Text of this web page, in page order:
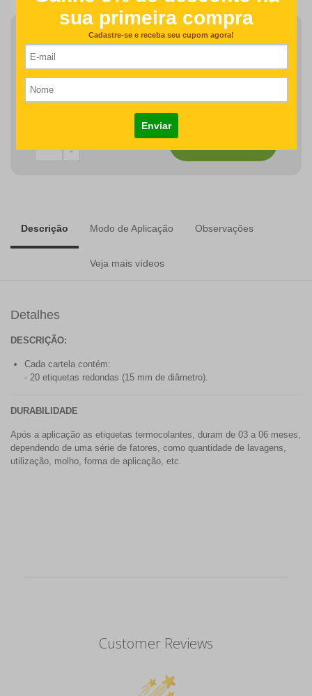
Finalizar Pedido
Detalhes como centralização e proporção de tamanho do
desenho/nome serão revisados na produção do seu pedido
R$64,00
Descrição Modo de Aplicação Observações
Veja mais vídeos
Detalhes
DESCRIÇÃO:
Cada cartela contém:
- 20 etiquetas redondas (15 mm de diâmetro).
DURABILIDADE
Após a aplicação as etiquetas termocolantes, duram de 03 a 06 meses,
dependendo de uma série de fatores, como quantidade de lavagens,
utilização, molho, forma de aplicação, etc.
Customer Reviews